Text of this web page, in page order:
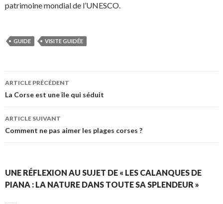
patrimoine mondial de l’UNESCO.
GUIDE VISITE GUIDÉE
Navigation
des
articles
ARTICLE PRÉCÉDENT
La Corse est une île qui séduit
ARTICLE SUIVANT
Comment ne pas aimer les plages corses ?
UNE RÉFLEXION AU SUJET DE « LES CALANQUES DE
PIANA : LA NATURE DANS TOUTE SA SPLENDEUR »